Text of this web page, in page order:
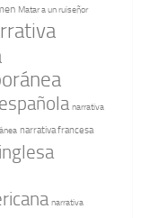
Matar a un ruiseñor
narrativa
narrativa francesa
narrativa